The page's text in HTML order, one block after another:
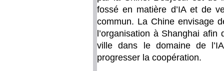
fossé en matière d’IA et de
commun. La Chine envisage
l’organisation à Shanghai
ville dans le domaine de
progresser la coopération.